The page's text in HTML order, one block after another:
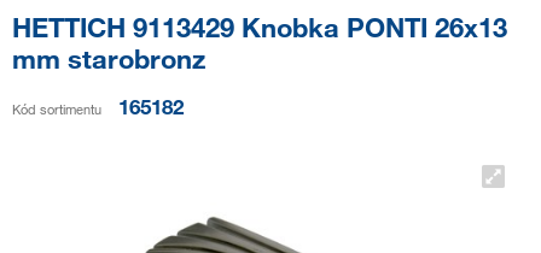
HETTICH 9113429 Knobka PONTI 26x13
mm starobronz
Kód sortimentu 165182